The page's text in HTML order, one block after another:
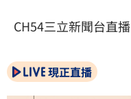
CH54三立新聞台直播
現正直播